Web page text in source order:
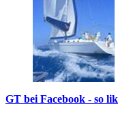
GT bei Facebook - so